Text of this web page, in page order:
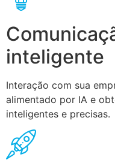
inteligente
Interação com sua
alimentado por IA e
inteligentes e precisas.